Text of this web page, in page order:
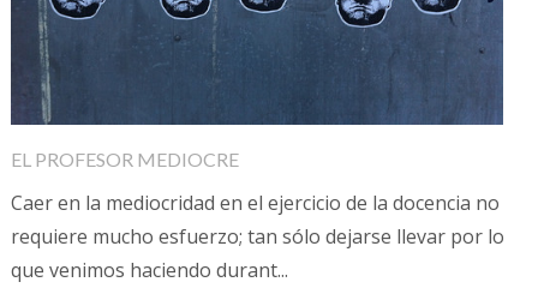
EL PROFESOR MEDIOCRE
Caer en la mediocridad en el ejercicio de la docencia no
requiere mucho esfuerzo; tan sólo dejarse llevar por lo
que venimos haciendo durant...